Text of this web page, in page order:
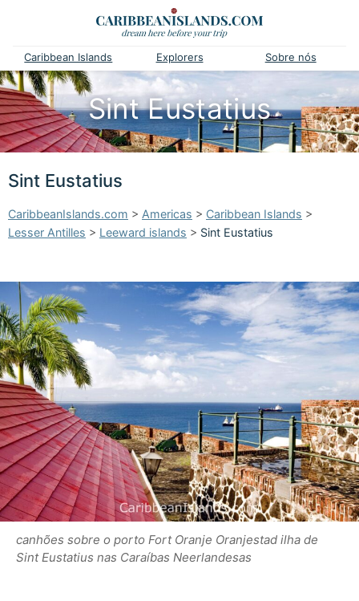
Caribbean Islands Explorers Sobre nós
Sint Eustatius
Sint Eustatius
CaribbeanIslands.com > Americas > Caribbean Islands >
Lesser Antilles > Leeward islands > Sint Eustatius
canhões sobre o porto Fort Oranje Oranjestad ilha de
Sint Eustatius nas Caraíbas Neerlandesas